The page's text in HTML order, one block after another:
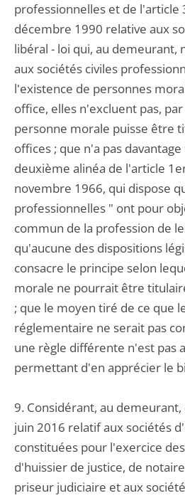
professionnelles et de l'article
décembre 1990 relative aux
libéral - loi qui, au demeurant,
aux sociétés civiles
l'existence de personnes
office, elles n'excluent pas,
personne morale puisse être
offices ; que n'a pas
deuxième alinéa de l'article
novembre 1966, qui dispose
professionnelles " ont pour
commun de la profession de
qu'aucune des dispositions
consacre le principe selon
morale ne pourrait être
; que le moyen tiré de ce que
réglementaire ne serait pas
une règle différente n'est pas
permettant d'en apprécier le
9. Considérant, au
juin 2016 relatif aux sociétés
constituées pour l'exercice
d'huissier de justice, de
priseur judiciaire et aux